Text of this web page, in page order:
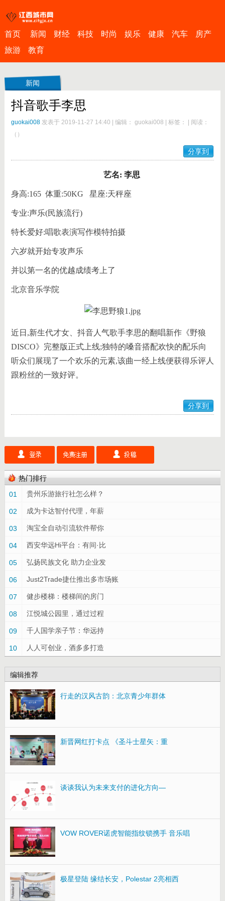
首页 新闻 财经 科技 时尚 娱乐 健康 汽车
房产
旅游
教育
新闻
抖音歌手李思
guokai008发表于 2019-11-27 14:40 编辑： guokai008 标签：
阅读：
（ ）
分享到
艺名: 李思
身高:165 体重:50KG 星座:天秤座
专业:声乐(民族流行)
特长爱好:唱歌表演写作模特拍摄
六岁就开始专攻声乐
并以第一名的优越成绩考上了
北京音乐学院
近日,新生代才女、抖音人气歌手李思的翻唱新作《野狼
DISCO》完整版正式上线;独特的嗓音搭配欢快的配乐向
听众们展现了一个欢乐的元素,该曲一经上线便获得乐评人
跟粉丝的一致好评。
分享到
热门排行
01
贵州乐游旅行社怎么样？
02 成为卡达智付代理，年薪
03 淘宝全自动引流软件帮你
04 西安华远Hi平台：有间·比
05 弘扬民族文化 助力企业发
06 Just2Trade捷仕推出多市场账
07 健步楼梯：楼梯间的房门
08 江悦城公园里，通过过程
09 千人国学亲子节：华远持
10 人人可创业，酒多多打造
编辑推荐
行走的汉风古韵：北京青少年群体
新晋网红打卡点 《圣斗士星矢：重
谈谈我认为未来支付的进化方向—
VOW ROVER诺虎智能指纹锁携手 音乐唱
极星登陆 缘结长安，Polestar 2亮相西